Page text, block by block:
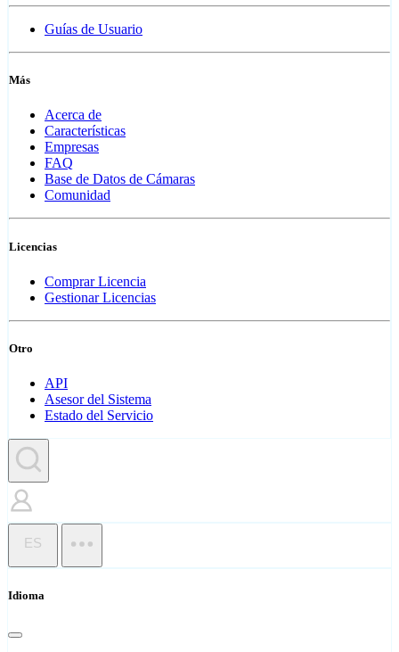
Guías de Usuario
Más
Acerca de
Características
Empresas
FAQ
Base de Datos de Cámaras
Comunidad
Licencias
Comprar Licencia
Gestionar Licencias
Otro
API
Asesor del Sistema
Estado del Servicio
ES
Idioma